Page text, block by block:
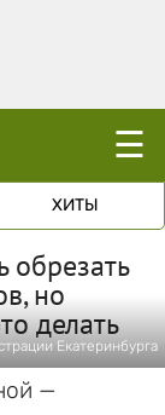
☰
ХИТЫ
обрезать
но
делать
Екатеринбурга
—